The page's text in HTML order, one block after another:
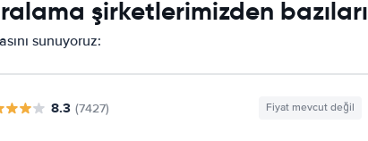
şirketlerimizden bazıları
sunuyoruz:
8.3 (7427) Fiyat mevcut değil